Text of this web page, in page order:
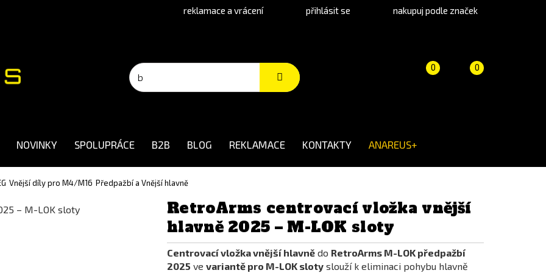
reklamace a vrácení přihlásit se nakupuj podle značek
Košík 0
(prázdný)
Porovnání
0
NOVINKY SPOLUPRÁCE B2B BLOG REKLAMACE KONTAKTY ANAREUS+
Vnější díly pro M4/M16 Předpažbí a Vnější hlavně
RetroArms centrovací vložka vnější
hlavně 2025 – M-LOK sloty
Centrovací vložka vnější hlavně do RetroArms M-LOK předpažbí
2025 ve variantě pro M-LOK sloty slouží k eliminaci pohybu hlavně